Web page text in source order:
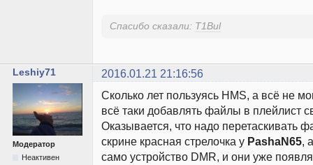
Спасибо сказали: T1Bul
Leshiy71 2016.01.21 21:16:56
Модератор
Неактивен
Сколько лет пользуясь HMS, а всё не
всё таки добавлять файлы в плейлист
Оказывается, что надо перетаскивать
скрине красная стрелочка у PashaN65,
само устройство DMR, и они уже